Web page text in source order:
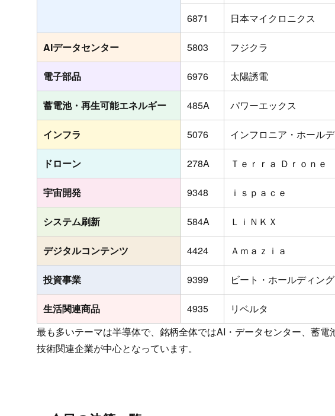
6871 日本マイクロニクス
AIデータセンター 5803 フジクラ
電子部品 6976 太陽誘電
蓄電池・再生可能エネルギー 485A パワーエックス
インフラ 5076 インフロニア・ホール
ドローン 278A Ｔｅｒｒａ Ｄｒｏｎｅ
宇宙開発 9348 ｉｓｐａｃｅ
システム刷新 584A ＬｉＮＫＸ
デジタルコンテンツ 4424 Ａｍａｚｉａ
投資事業 9399 ビート・ホールディン
生活関連商品 4935 リベルタ
最も多いテーマは半導体で、銘柄全体ではAI・データセンター、蓄
技術関連企業が中心となっています。